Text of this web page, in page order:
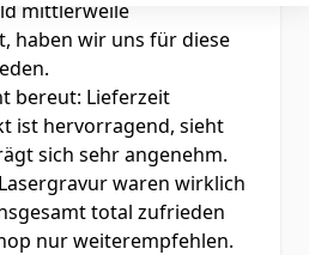
mittlerweile
haben wir uns für diese
bereut: Lieferzeit
ist hervorragend, sieht
sich sehr angenehm.
waren wirklich
total zufrieden
nur weiterempfehlen.